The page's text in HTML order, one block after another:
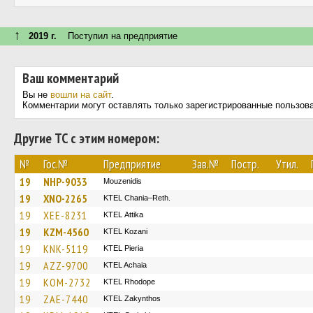
↑ 2019 г. Поступил на предприятие
Ваш комментарий
Вы не вошли на сайт.
Комментарии могут оставлять только зарегистрированные
Другие ТС с этим номером:
№ Гос.№ Предприятие Зав.№ Постр. Утил.
19 NHP-9033 Mouzenidis
19 XNO-2265 KTEL Chania–Reth.
19 XEE-8231 KΤΕL Αttika
19 KZM-4560 ΚΤΕL Kozani
19 KNK-5119 KTEL Pieria
19 AZZ-9700 KTEL Achaia
19 KOM-2732 KTEL Rhodope
19 ZAE-7440 KTEL Zakynthos